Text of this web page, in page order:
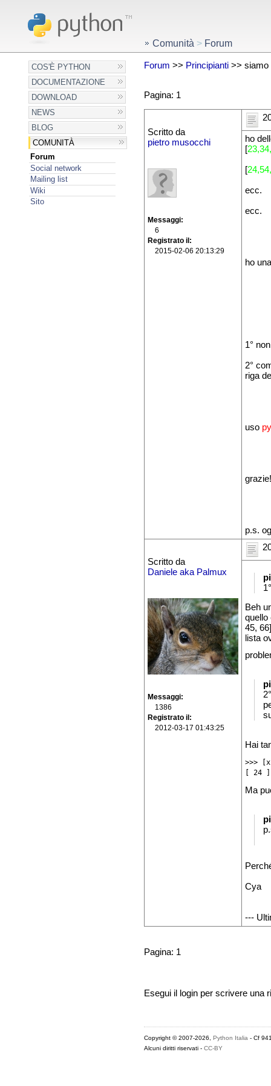
COS'È PYTHON
DOCUMENTAZIONE
DOWNLOAD
NEWS
BLOG
COMUNITÀ
Forum
Social network
Mailing list
Wiki
Sito
Comunità > Forum
Forum >> Principianti>> siamo
Pagina: 1
Scritto da
pietro musocchi
Messaggi
6
Registrato il
2015-02-06 20:13:29
ho
[
[
ecc.
ecc.
ho
1°
2°
riga
uso
grazie!
p.s.
Scritto da
Daniele aka Palmux
Messaggi
1386
Registrato il
2012-03-17 01:43:25
Beh
quello
45,
lista
Hai
>>>
[ 24 ]
Ma
Cya
---
Pagina: 1
Esegui il login per scrivere una
Copyright © 2007-2026, Python Italia- Cf
Alcuni diritti riservati - CC-BY